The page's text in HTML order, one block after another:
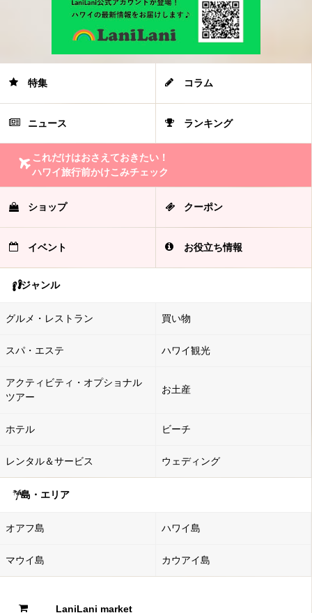
特集 コラム
ニュース ランキング
これだけはおさえておきたい！
ハワイ旅行前かけこみチェック
ショップ クーポン
イベント お役立ち情報
ジャンル
グルメ・レストラン 買い物
スパ・エステ ハワイ観光
アクティビティ・オプショナル
ツアー
お土産
ホテル ビーチ
レンタル＆サービス ウェディング
島・エリア
オアフ島 ハワイ島
マウイ島 カウアイ島
LaniLani market